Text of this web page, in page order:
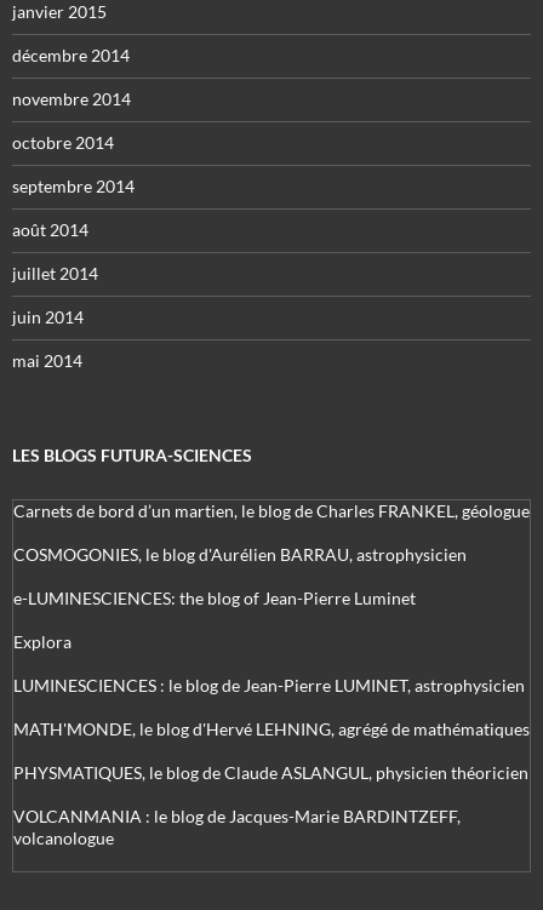
janvier 2015
décembre 2014
novembre 2014
octobre 2014
septembre 2014
août 2014
juillet 2014
juin 2014
mai 2014
LES BLOGS FUTURA-SCIENCES
Carnets de bord d’un martien, le blog de Charles FRANKEL, géologue
COSMOGONIES, le blog d'Aurélien BARRAU, astrophysicien
e-LUMINESCIENCES: the blog of Jean-Pierre Luminet
Explora
LUMINESCIENCES : le blog de Jean-Pierre LUMINET, astrophysicien
MATH'MONDE, le blog d'Hervé LEHNING, agrégé de mathématiques
PHYSMATIQUES, le blog de Claude ASLANGUL, physicien théoricien
VOLCANMANIA : le blog de Jacques-Marie BARDINTZEFF,
volcanologue